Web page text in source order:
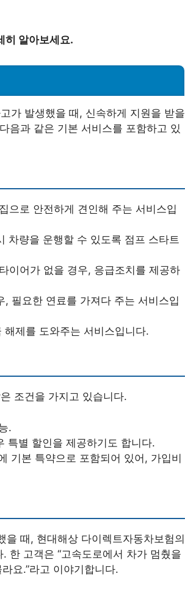
히 알아보세요.
가 발생했을 때, 신속하게 지원을 받을
음과 같은 기본 서비스를 포함하고 있
으로 안전하게 견인해 주는 서비스입
차량을 운행할 수 있도록 점프 스타트
이어가 없을 경우, 응급조치를 제공하
필요한 연료를 가져다 주는 서비스입
제를 도와주는 서비스입니다.
조건을 가지고 있습니다.
.
특별 할인을 제공하기도 합니다.
기본 특약으로 포함되어 있어, 가입비
때, 현대해상 다이렉트자동차보험의
한 고객은 “고속도로에서 차가 멈췄을
요.”라고 이야기합니다.